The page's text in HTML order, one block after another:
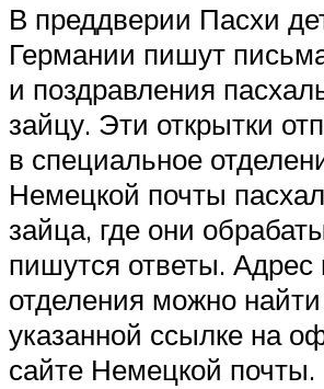
В преддверии Пасхи
Германии пишут
и поздравления
зайцу. Эти открытки
в специальное
Немецкой почты
зайца, где они
пишутся ответы. Адрес
отделения можно
указанной ссылке на
сайте Немецкой почты.